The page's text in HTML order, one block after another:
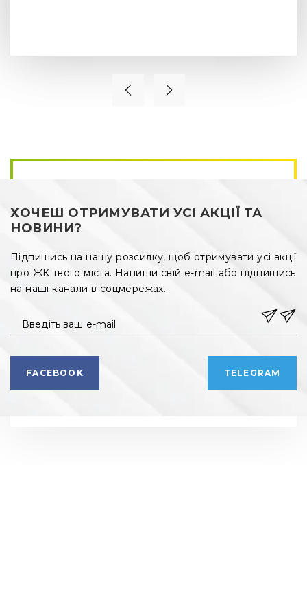
ХОЧЕШ ОТРИМУВАТИ УСІ АКЦІЇ ТА
НОВИНИ?
Підпишись на нашу розсилку, щоб отримувати усі акції
про ЖК твого міста. Напиши свій e-mail або підпишись
на наші канали в соцмережах.
Введіть ваш e-mail
FACEBOOK TELEGRAM